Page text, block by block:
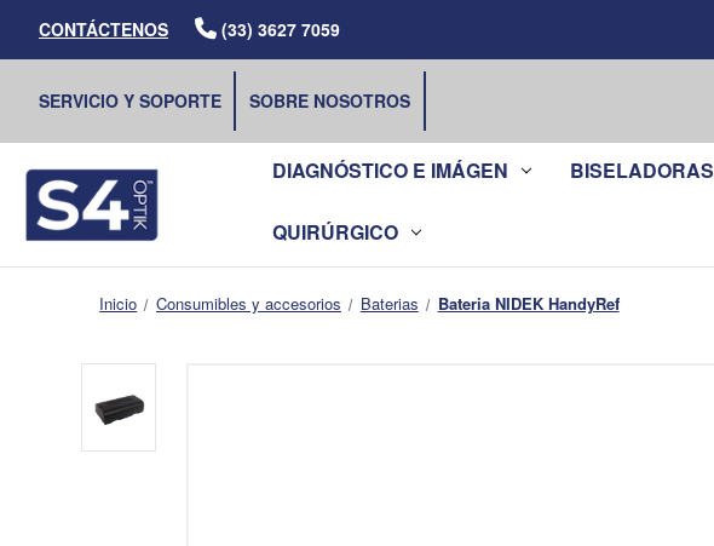
CONTÁCTENOS (33) 3627 7059
SERVICIO Y SOPORTE SOBRE NOSOTROS
DIAGNÓSTICO E IMÁGEN BISELADORAS
QUIRÚRGICO
Inicio Consumibles y accesorios Baterias Bateria NIDEK HandyRef